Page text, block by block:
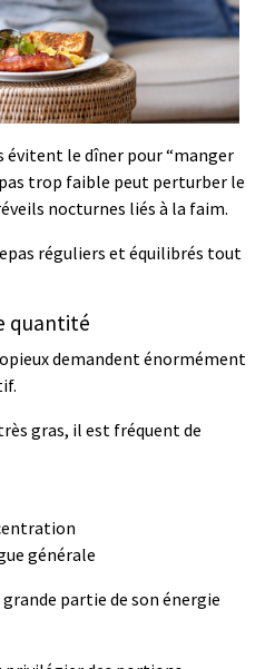
évitent le dîner pour “manger
trop faible peut perturber le
nocturnes liés à la faim.
réguliers et équilibrés tout
quantité
demandent énormément
gras, il est fréquent de
générale
partie de son énergie